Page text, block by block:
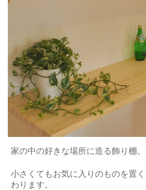
家の中の好きな場所に造る飾り棚。
小さくてもお気に入りのものを置
わります。